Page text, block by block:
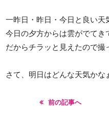
一昨日・昨日・今日と良い天
今日の夕方からは雲がでてき
だからチラッと見えたので撮
さて、明日はどんな天気かな
前の記事へ